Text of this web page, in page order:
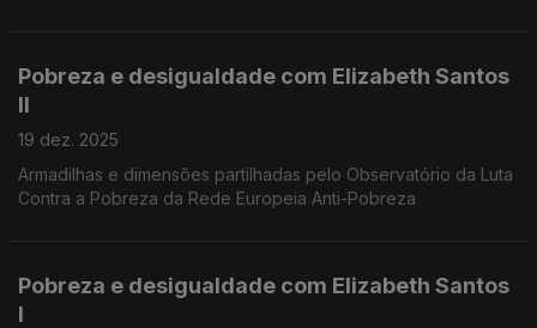
Pobreza e desigualdade com Elizabeth Santos
II
19 dez. 2025
Armadilhas e dimensões partilhadas pelo Observatório da Luta
Contra a Pobreza da Rede Europeia Anti-Pobreza
Pobreza e desigualdade com Elizabeth Santos
I